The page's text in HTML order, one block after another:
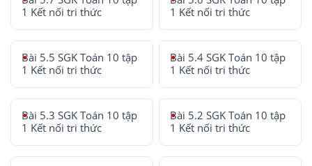
1 Kết nối tri thức
1 Kết nối tri thức
Bài 5.5 SGK Toán 10 tập
1 Kết nối tri thức
Bài 5.4 SGK Toán 10 tập
1 Kết nối tri thức
Bài 5.3 SGK Toán 10 tập
1 Kết nối tri thức
Bài 5.2 SGK Toán 10 tập
1 Kết nối tri thức